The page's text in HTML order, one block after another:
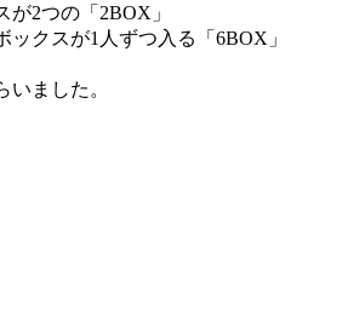
2つの「2BOX」
クスが1人ずつ入る「6BOX」
ました。